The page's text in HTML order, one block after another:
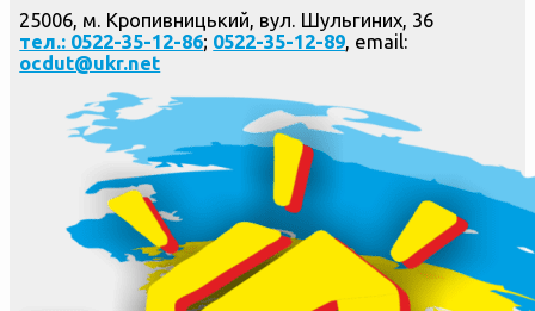
25006, м. Кропивницький, вул. Шульгиних, 36
тел.: 0522-35-12-86; 0522-35-12-89, email:
ocdut@ukr.net